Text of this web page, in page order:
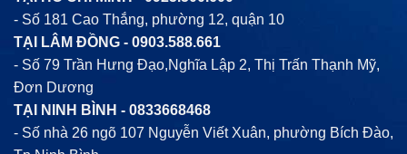
- Số 181 Cao Thắng, phường 12, quận 10
TẠI LÂM ĐỒNG - 0903.588.661
- Số 79 Trần Hưng Đạo,Nghĩa Lập 2, Thị Trấn Thạnh Mỹ,
Đơn Dương
TẠI NINH BÌNH - 0833668468
- Số nhà 26 ngõ 107 Nguyễn Viết Xuân, phường Bích Đào,